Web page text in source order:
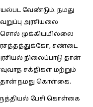
வேண்டும். நமது
அரசியலை
சொல் முக்கியமில்லை
சண்டை
நிலைப்பாடு தான்
சக்திகள் மற்றும்
தான் நமது கொள்கை.
பேசி கொள்கை